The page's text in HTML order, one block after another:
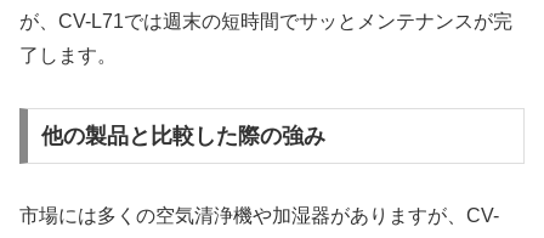
が、CV-L71では週末の短時間でサッとメンテナンスが完
了します。
他の製品と比較した際の強み
市場には多くの空気清浄機や加湿器がありますが、CV-